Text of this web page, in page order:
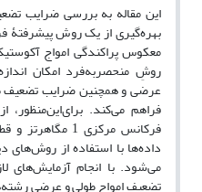
بهره‌گیری از یک روش‌ پیشرفتۀ
معکوس پراکندگی امواج
روشِ منحصربه‌فرد امکان
عرضی و همچنین ضرایب تضعیف
فراهم می‌کند.
داده‌ها با استفاده از روش‌های
می‌شود. با انجام